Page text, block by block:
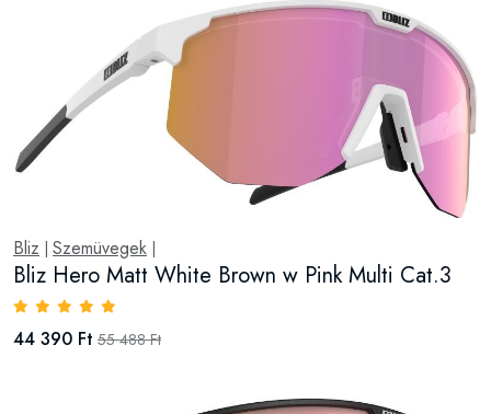
Bliz | Szemüvegek |
Bliz Hero Matt White Brown w Pink Multi Cat.3
44 390 Ft 55 488 Ft